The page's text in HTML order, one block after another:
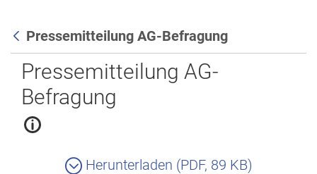
Zurück
Pressemitteilung AG-Befragung
Pressemitteilung AG-
Befragung
Herunterladen (PDF, 89 KB)